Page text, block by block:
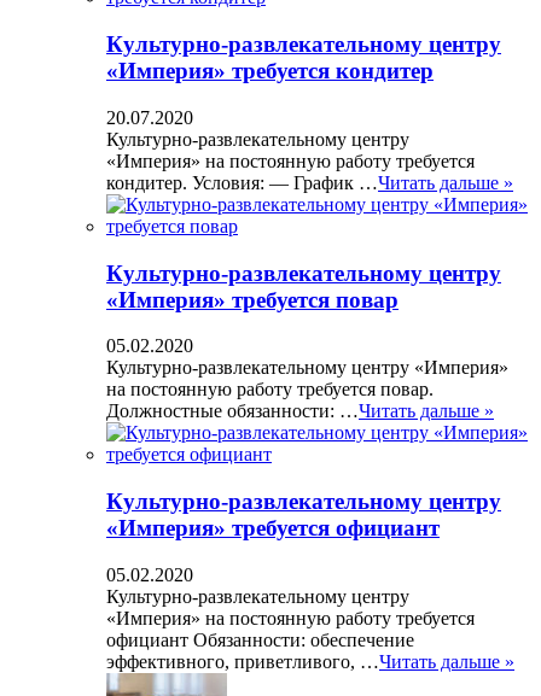
Культурно-развлекательному центру
«Империя» требуется кондитер
20.07.2020
Культурно-развлекательному центру
«Империя» на постоянную работу требуется
кондитер. Условия: — График …Читать дальше »
Культурно-развлекательному центру
«Империя» требуется повар
05.02.2020
Культурно-развлекательному центру «Империя»
на постоянную работу требуется повар.
Должностные обязанности: …Читать дальше »
Культурно-развлекательному центру
«Империя» требуется официант
05.02.2020
Культурно-развлекательному центру
«Империя» на постоянную работу требуется
официант Обязанности: обеспечение
эффективного, приветливого, …Читать дальше »